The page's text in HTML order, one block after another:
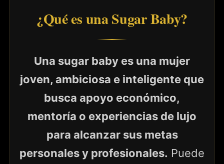
¿Qué es una Sugar Baby?
Una sugar baby es una mujer
joven, ambiciosa e inteligente que
busca apoyo económico,
mentoría o experiencias de lujo
para alcanzar sus metas
personales y profesionales. Puede